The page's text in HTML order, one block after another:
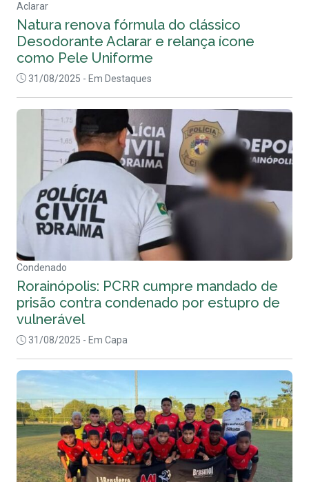
Aclarar
Natura renova fórmula do clássico
Desodorante Aclarar e relança ícone
como Pele Uniforme
31/08/2025 - Em Destaques
Condenado
Rorainópolis: PCRR cumpre mandado de
prisão contra condenado por estupro de
vulnerável
31/08/2025 - Em Capa